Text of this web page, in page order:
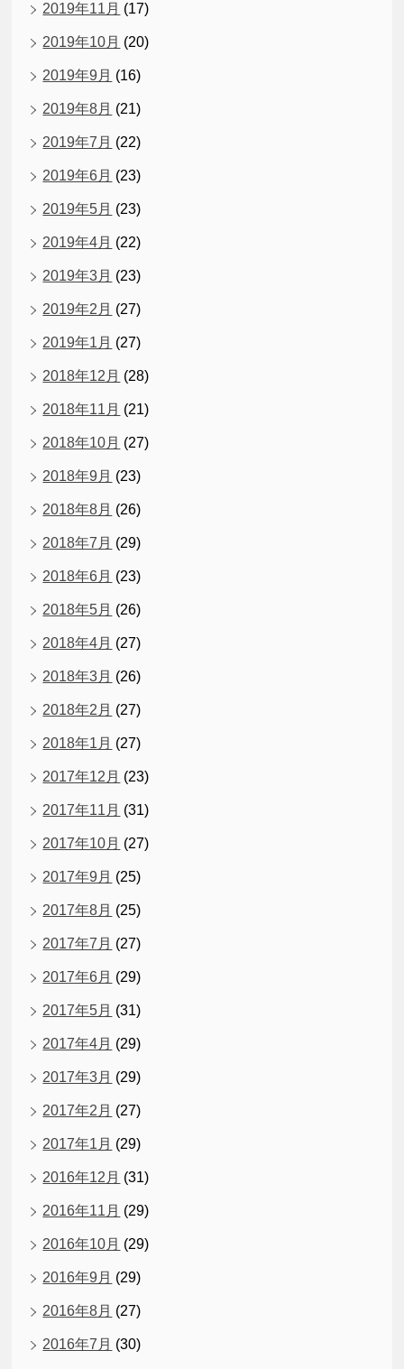
2019年11月 (17)
2019年10月 (20)
2019年9月 (16)
2019年8月 (21)
2019年7月 (22)
2019年6月 (23)
2019年5月 (23)
2019年4月 (22)
2019年3月 (23)
2019年2月 (27)
2019年1月 (27)
2018年12月 (28)
2018年11月 (21)
2018年10月 (27)
2018年9月 (23)
2018年8月 (26)
2018年7月 (29)
2018年6月 (23)
2018年5月 (26)
2018年4月 (27)
2018年3月 (26)
2018年2月 (27)
2018年1月 (27)
2017年12月 (23)
2017年11月 (31)
2017年10月 (27)
2017年9月 (25)
2017年8月 (25)
2017年7月 (27)
2017年6月 (29)
2017年5月 (31)
2017年4月 (29)
2017年3月 (29)
2017年2月 (27)
2017年1月 (29)
2016年12月 (31)
2016年11月 (29)
2016年10月 (29)
2016年9月 (29)
2016年8月 (27)
2016年7月 (30)